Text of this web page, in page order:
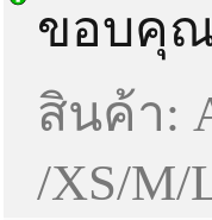
ขอบคุ
สินค้า:
/XS/M/